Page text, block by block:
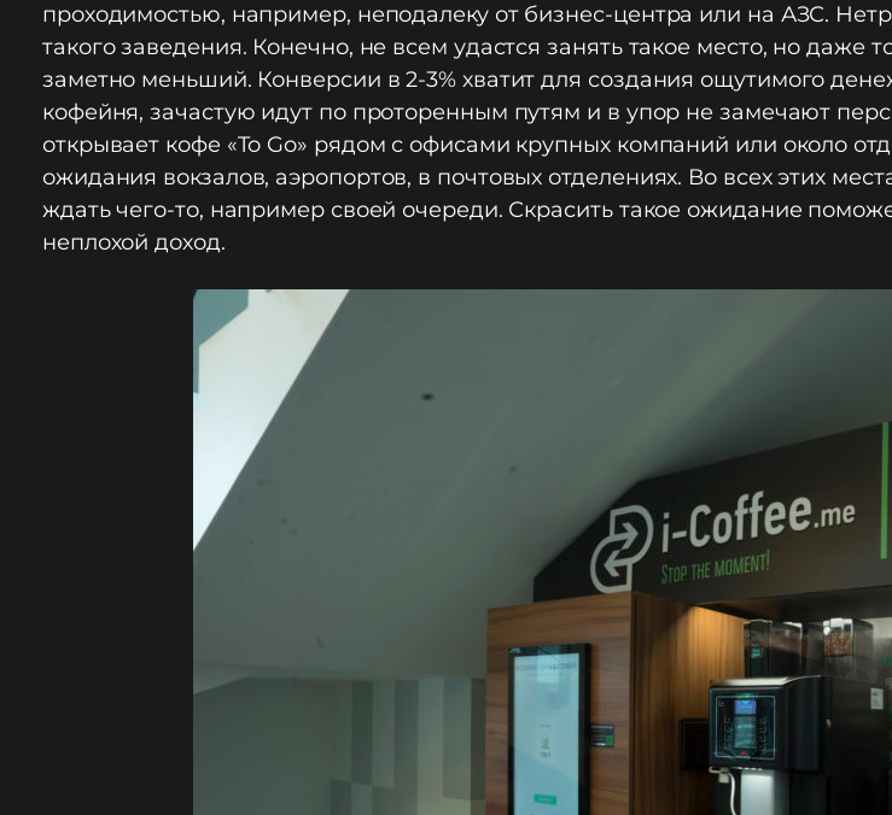
проходимостью, например, неподалеку от бизнес-центра или на АЗС.
такого заведения. Конечно, не всем удастся занять такое место, но даже
заметно меньший. Конверсии в 2-3% хватит для создания ощутимого
кофейня, зачастую идут по проторенным путям и в упор не замечают
открывает кофе «To Go» рядом с офисами крупных компаний или около
ожидания вокзалов, аэропортов, в почтовых отделениях. Во всех этих
ждать чего-то, например своей очереди. Скрасить такое ожидание
неплохой доход.